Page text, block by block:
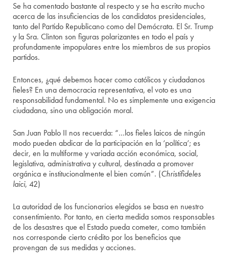
Se ha comentado bastante al respecto y se ha escrito mucho
acerca de las insuficiencias de los candidatos presidenciales,
tanto del Partido Republicano como del Demócrata. El Sr. Trump
y la Sra. Clinton son figuras polarizantes en todo el país y
profundamente impopulares entre los miembros de sus propios
partidos.
Entonces, ¿qué debemos hacer como católicos y ciudadanos
fieles? En una democracia representativa, el voto es una
responsabilidad fundamental. No es simplemente una exigencia
ciudadana, sino una obligación moral.
San Juan Pablo II nos recuerda: “…los fieles laicos de ningún
modo pueden abdicar de la participación en la ‘política’; es
decir, en la multiforme y variada acción económica, social,
legislativa, administrativa y cultural, destinada a promover
orgánica e institucionalmente el bien común”. (Christifideles
laici, 42)
La autoridad de los funcionarios elegidos se basa en nuestro
consentimiento. Por tanto, en cierta medida somos responsables
de los desastres que el Estado pueda cometer, como también
nos corresponde cierto crédito por los beneficios que
provengan de sus medidas y acciones.